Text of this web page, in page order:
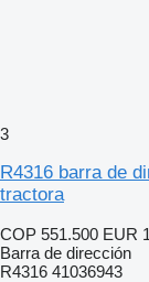
3
R4316 barra de
tractora
COP 551.500 EUR
Barra de dirección
R4316 41036943